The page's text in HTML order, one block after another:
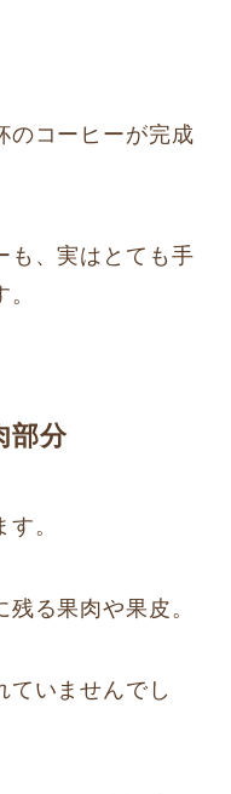
のコーヒーが完成
も、実はとても手
部分
。
る果肉や果皮。
ていませんでし